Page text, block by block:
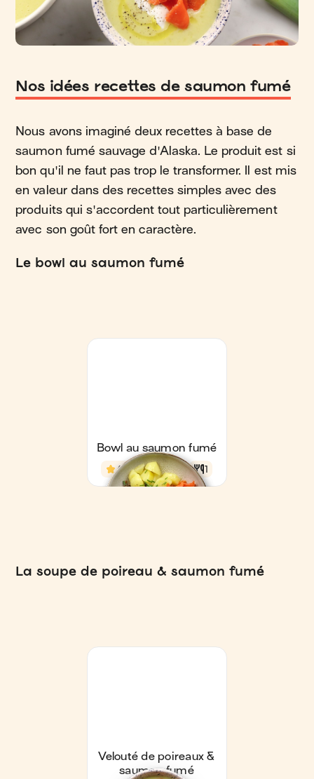
Nos idées recettes de saumon fumé
Nous avons imaginé deux recettes à base de
saumon fumé sauvage d'Alaska. Le produit est si
bon qu'il ne faut pas trop le transformer. Il est mis
en valeur dans des recettes simples avec des
produits qui s'accordent tout particulièrement
avec son goût fort en caractère.
Le bowl au saumon fumé
La soupe de poireau & saumon fumé